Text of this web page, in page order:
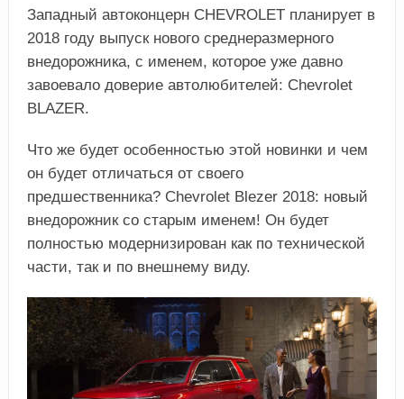
Западный автоконцерн СHEVROLЕT планирует в
2018 году выпуск нового среднеразмерного
внедорожника, с именем, которое уже давно
завоевало доверие автолюбителей: Сhevrolet
BLAZER.
Что же будет особенностью этой новинки и чем
он будет отличаться от своего
предшественника? Chevrolet Blezer 2018: новый
внедорожник со старым именем! Он будет
полностью модернизирован как по технической
части, так и по внешнему виду.